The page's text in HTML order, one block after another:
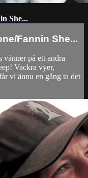
She...
Fannin She...
på ett andra
Vackra vyer,
vi ännu en gång ta det